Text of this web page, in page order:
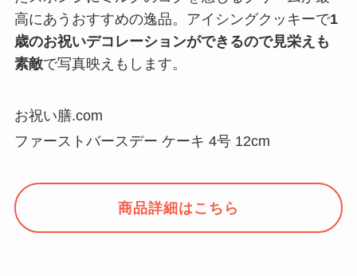
高にあうおすすめの逸品。アイシングクッキーで1
歳のお祝いデコレーションができるので見栄えも
素敵で写真映えもします。
お祝い膳.com
ファーストバースデー ケーキ 4号 12cm
商品詳細はこちら